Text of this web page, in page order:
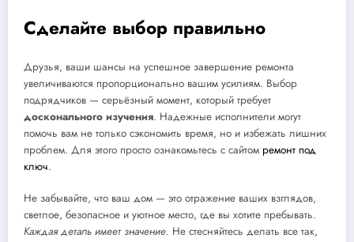
Сделайте выбор правильно
Друзья, ваши шансы на успешное завершение ремонта
увеличиваются пропорционально вашим усилиям. Выбор
подрядчиков — серьёзный момент, который требует
досконального изучения. Надежные исполнители могут
помочь вам не только сэкономить время, но и избежать лишних
проблем. Для этого просто ознакомьтесь с сайтом ремонт под
ключ.
Не забывайте, что ваш дом — это отражение ваших взглядов,
светлое, безопасное и уютное место, где вы хотите пребывать.
Каждая деталь имеет значение. Не стесняйтесь делать все так,